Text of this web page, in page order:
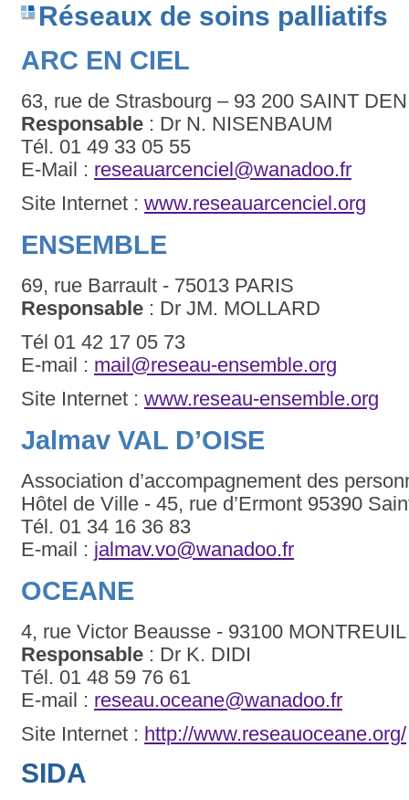
Réseaux de soins palliatifs
ARC EN CIEL
63, rue de Strasbourg – 93 200 SAINT
Responsable : Dr N. NISENBAUM
Tél. 01 49 33 05 55
E-Mail : reseauarcenciel@wanadoo.fr
Site Internet : www.reseauarcenciel.org
ENSEMBLE
69, rue Barrault - 75013 PARIS
Responsable : Dr JM. MOLLARD
Tél 01 42 17 05 73
E-mail : mail@reseau-ensemble.org
Site Internet : www.reseau-ensemble.org
Jalmav VAL D’OISE
Association d’accompagnement des
Hôtel de Ville - 45, rue d’Ermont 95390
Tél. 01 34 16 36 83
E-mail : jalmav.vo@wanadoo.fr
OCEANE
4, rue Victor Beausse - 93100 MONTREUIL
Responsable : Dr K. DIDI
Tél. 01 48 59 76 61
E-mail : reseau.oceane@wanadoo.fr
Site Internet : http://www.reseauoceane.org/
SIDA